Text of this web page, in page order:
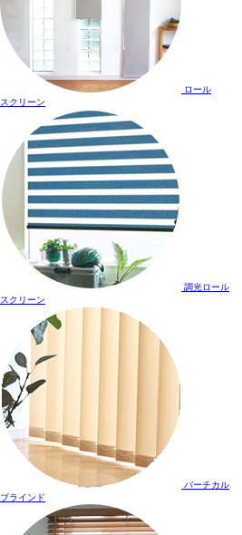
ロール
スクリーン
調光ロール
スクリーン
バーチカル
ブラインド